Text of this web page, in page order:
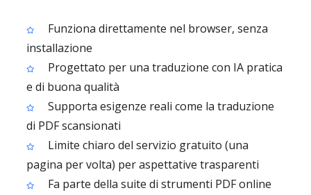
Funziona direttamente nel browser, senza
installazione
Progettato per una traduzione con IA pratica
e di buona qualità
Supporta esigenze reali come la traduzione
di PDF scansionati
Limite chiaro del servizio gratuito (una
pagina per volta) per aspettative trasparenti
Fa parte della suite di strumenti PDF online